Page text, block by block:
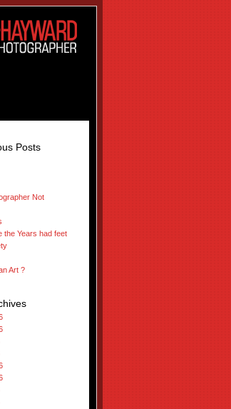
Posts
Not
the Years had feet
Art ?